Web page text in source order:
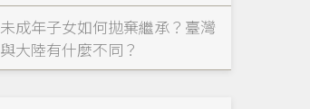
未成年子女如何拋棄繼承？臺灣
與大陸有什麼不同？